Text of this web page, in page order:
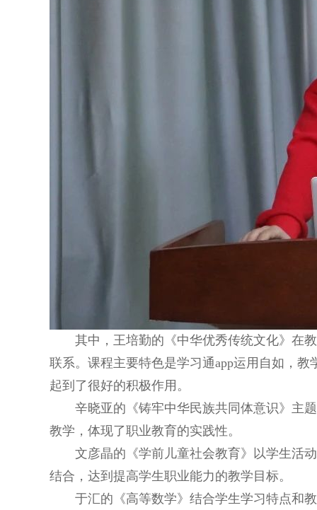
其中，王培勤的《中华优秀传统文化》在
联系。课程主要特色是学习通app运用自如，
起到了很好的积极作用。
辛晓亚的《铸牢中华民族共同体意识》主
教学，体现了职业教育的实践性。
文彦晶的《学前儿童社会教育》以学生活
结合，达到提高学生职业能力的教学目标。
于汇的《高等数学》结合学生学习特点和